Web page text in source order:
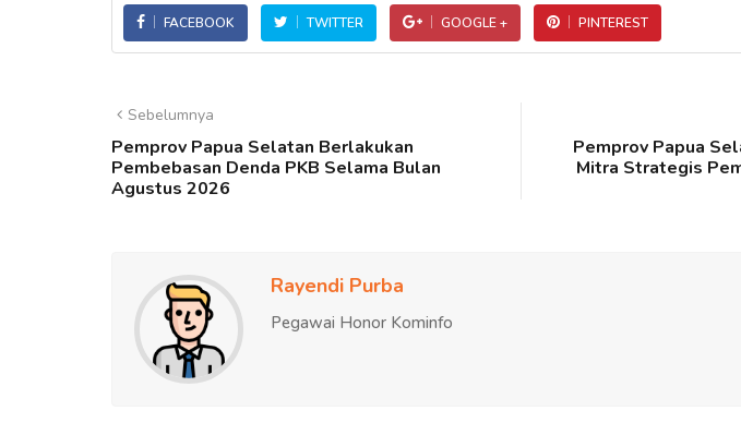
FACEBOOK TWITTER GOOGLE + PINTEREST
Sebelumnya
Pemprov Papua Selatan Berlakukan
Pembebasan Denda PKB Selama Bulan
Agustus 2026
Pemprov Papua
Mitra Strategis
Rayendi Purba
Pegawai Honor Kominfo